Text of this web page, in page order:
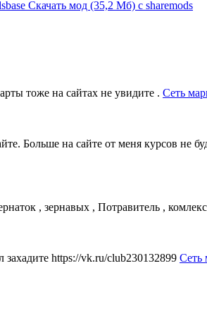
Скачать мод (35,2 Мб) с sharemods
тоже на сайтах не увидите . Сеть
Больше на сайте от меня курсов не
, зернавых , Потравитель ,
https://vk.ru/club230132899 Сеть